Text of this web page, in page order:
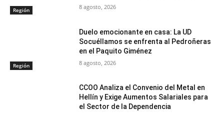
Región 8 agosto, 2026
Región
Duelo emocionante en casa: La UD
Socuéllamos se enfrenta al Pedroñeras
en el Paquito Giménez
8 agosto, 2026
CCOO Analiza el Convenio del Metal en
Hellín y Exige Aumentos Salariales para
el Sector de la Dependencia